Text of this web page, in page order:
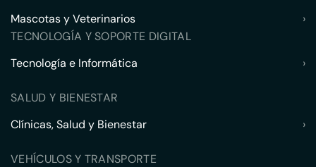
Mascotas y Veterinarios
›
TECNOLOGÍA Y SOPORTE DIGITAL
Tecnología e Informática
›
SALUD Y BIENESTAR
Clínicas, Salud y Bienestar
›
VEHÍCULOS Y TRANSPORTE